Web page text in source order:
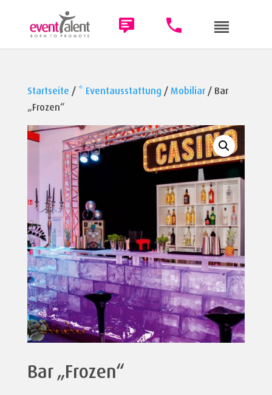
Startseite / * Eventausstattung /Mobiliar/ Bar
„Frozen“
Bar „Frozen“